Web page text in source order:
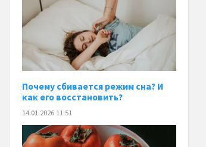
Почему сбивается режим сна? И
как его восстановить?
14.01.2026 11:51